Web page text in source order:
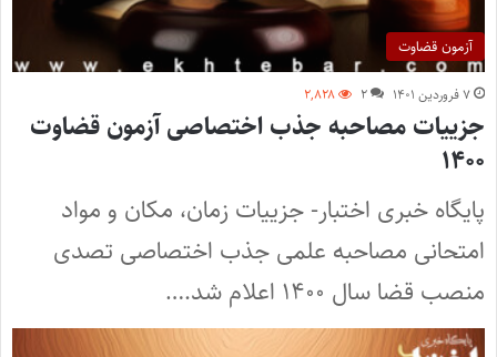
آزمون قضاوت
۷ فروردین ۱۴۰۱ ۲ ۲,۸۲۸
جزییات مصاحبه جذب اختصاصی آزمون قضاوت
۱۴۰۰
پایگاه خبری اختبار- جزییات زمان، مکان و مواد
امتحانی مصاحبه علمی جذب اختصاصی تصدی
منصب قضا سال ۱۴۰۰ اعلام شد.…